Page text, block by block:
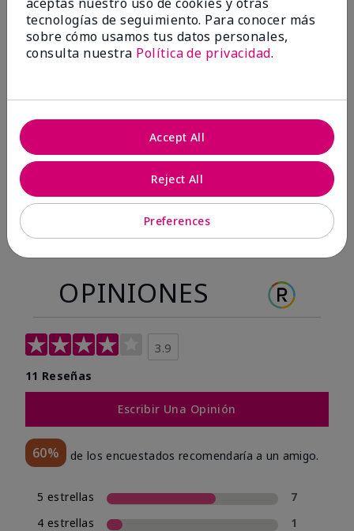
Antes & después
Antes
Después
Antes
Después
OPINIONES
3.9
11 Reseñas
Escribir Una Opinión
60% de los encuestados recomendaría a un amigo.
5 estrellas
7
4 estrellas
1
tecnologías de seguimiento. Para conocer más
sobre cómo usamos tus datos personales,
consulta nuestra Política de privacidad.
Preferences
Reject All
Accept All